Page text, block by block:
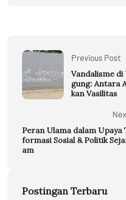
Previous Post
Vandalisme di
gung: Antara
kan Vasilitas
Peran Ulama dalam Upaya
formasi Sosial & Politik
am
Postingan Terbaru